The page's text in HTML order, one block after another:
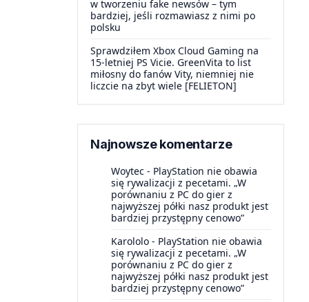
w tworzeniu fake newsów – tym
bardziej, jeśli rozmawiasz z nimi po
polsku
Sprawdziłem Xbox Cloud Gaming na
15-letniej PS Vicie. GreenVita to list
miłosny do fanów Vity, niemniej nie
liczcie na zbyt wiele [FELIETON]
Najnowsze komentarze
Woytec - PlayStation nie obawia
się rywalizacji z pecetami. „W
porównaniu z PC do gier z
najwyższej półki nasz produkt jest
bardziej przystępny cenowo”
Karololo - PlayStation nie obawia
się rywalizacji z pecetami. „W
porównaniu z PC do gier z
najwyższej półki nasz produkt jest
bardziej przystępny cenowo”